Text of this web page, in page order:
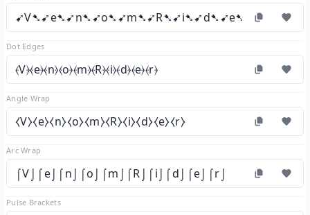
➹V➷➹e➷➹n➷➹o➷➹m➷➹R➷➹i➷➹d➷➹e➷➹r➷
Dot Edges
⦑V⦒⦑e⦒⦑n⦒⦑o⦒⦑m⦒⦑R⦒⦑i⦒⦑d⦒⦑e⦒⦑r⦒
Angle Wrap
⧼V⧽⧼e⧽⧼n⧽⧼o⧽⧼m⧽⧼R⧽⧼i⧽⧼d⧽⧼e⧽⧼r⧽
Arc Wrap
⌠V⌡⌠e⌡⌠n⌡⌠o⌡⌠m⌡⌠R⌡⌠i⌡⌠d⌡⌠e⌡⌠r⌡
Pulse Brackets